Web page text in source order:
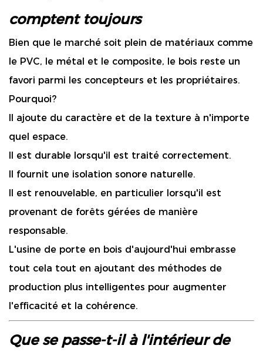
comptent toujours
Bien que le marché soit plein de matériaux comme
le PVC, le métal et le composite, le bois reste un
favori parmi les concepteurs et les propriétaires.
Pourquoi?
Il ajoute du caractère et de la texture à n'importe
quel espace.
Il est durable lorsqu'il est traité correctement.
Il fournit une isolation sonore naturelle.
Il est renouvelable, en particulier lorsqu'il est
provenant de forêts gérées de manière
responsable.
L'usine de porte en bois d'aujourd'hui embrasse
tout cela tout en ajoutant des méthodes de
production plus intelligentes pour augmenter
l'efficacité et la cohérence.
Que se passe-t-il à l'intérieur de